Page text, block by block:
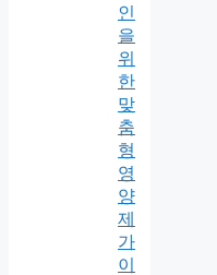
인
을
위
한
맞
춤
형
영
양
제
가
이